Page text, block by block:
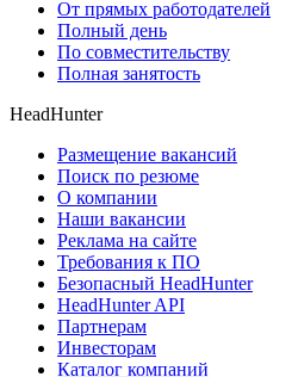
От прямых работодателей
Полный день
По совместительству
Полная занятость
HeadHunter
Размещение вакансий
Поиск по резюме
О компании
Наши вакансии
Реклама на сайте
Требования к ПО
Безопасный HeadHunter
HeadHunter API
Партнерам
Инвесторам
Каталог компаний